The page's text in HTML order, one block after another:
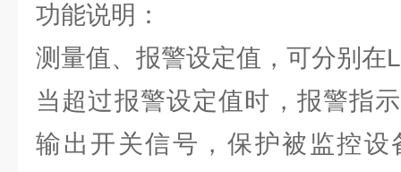
功能说明：
测量值、报警设定值，可分别在
当超过报警设定值时，报警指
输出开关信号，保护被监控设